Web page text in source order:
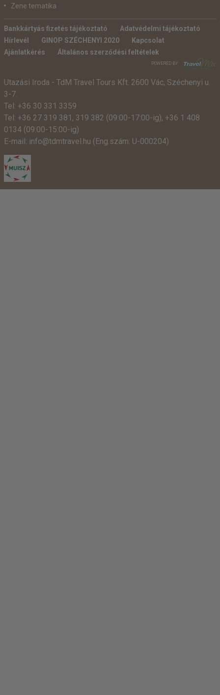
Zene tematika
Bankkártyás fizetés tájékoztató
Adatvédelmi tájékoztató
Hírlevél
GINOP SZÉCHENYI 2020
Kapcsolat
Ajánlatkérés
Általános szerződési feltételek
POWERED BY:
Utazási Iroda - TdM Travel Tours Kft. 2600 Vác, Széchenyi u.
3-7.
Tel: +36 30 331 3359
Tel: +36 27 319 381 , 319 382 (09:00-17:00-ig), +36 1 408
0134 (09:00-15:00-ig)
E-mail: info@tdmtravel.hu (Eng.szám: U-000204)